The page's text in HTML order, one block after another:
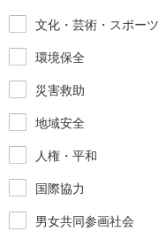
文化・芸術・スポーツ
環境保全
災害救助
地域安全
人権・平和
国際協力
男女共同参画社会